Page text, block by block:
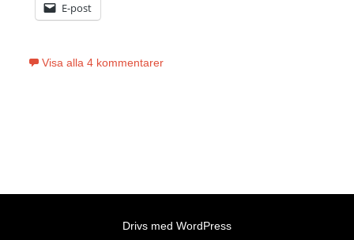
E-post
Visa alla 4 kommentarer
Drivs med WordPress